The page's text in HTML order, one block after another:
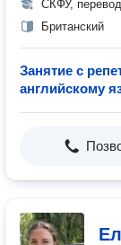
СКФУ,
Британский
Занятие с
английскому